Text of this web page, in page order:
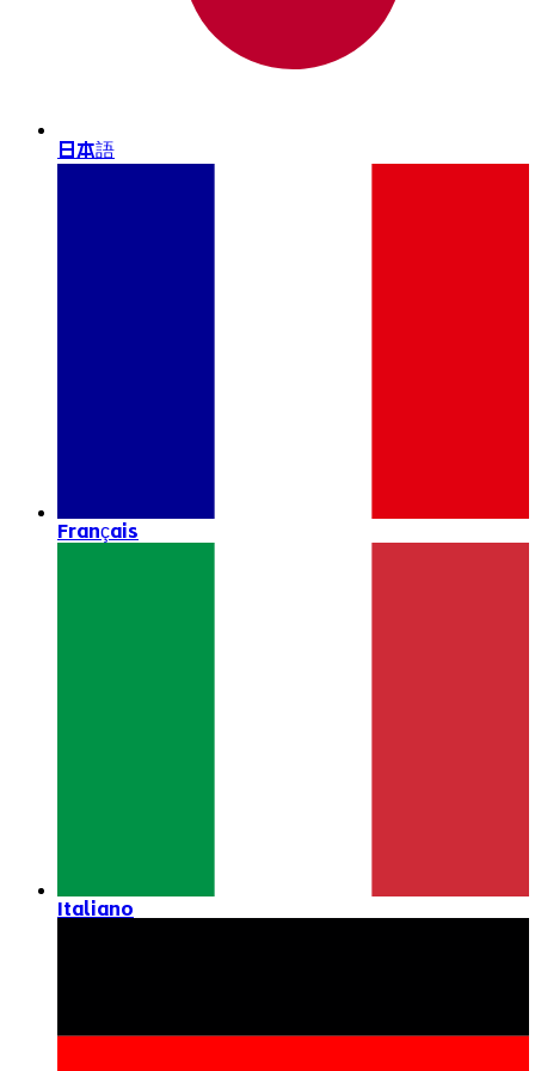
日本語
Français
Italiano